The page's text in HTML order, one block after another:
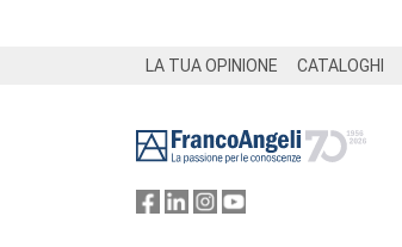
LA TUA OPINIONE CATALOGHI